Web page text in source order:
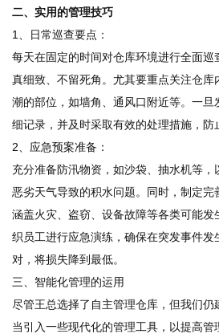
二、实用的管理技巧
1、日常巡查要点：
每天在固定的时间对仓库环境进行全面巡
真细致、不留死角。尤其要重点关注仓库
潮的部位，如墙角、通风口附近等。一
细记录，并及时采取有效的处理措施，防
2、应急预案准备：
充分准备防汛物资，如沙袋、抽水机等
恶劣天气导致的积水问题。同时，制定完
涵盖火灾、盗窃、设备故障等各类可能发
织员工进行应急演练，确保在突发事件发
对，将损失降到最低。
三、智能化管理的运用
尽管王总选择了自主管理仓库，但我们
当引入一些现代化的管理工具，以提高管